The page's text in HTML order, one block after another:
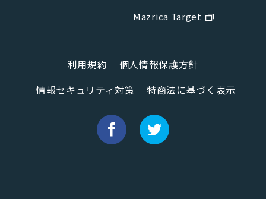
Mazrica Target
利用規約
個人情報保護方針
情報セキュリティ対策
特商法に基づく表示